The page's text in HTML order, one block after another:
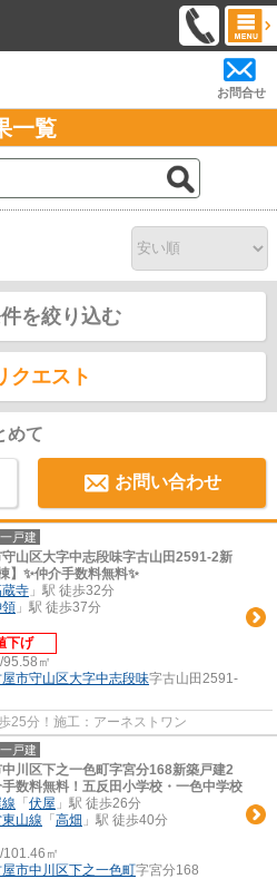
お問合せ
一覧
を絞り込む
クエスト
めて
お問い合わせ
戸建
守山区大字中志段味字古山田2591-2新
】✨️仲介手数料無料✨️
寺 」駅 徒歩32分
」駅 徒歩37分
下げ
㎡
市守山区大字中志段味字古山田2591-
25分！施工：アーネストワン
戸建
中川区下之一色町字宮分168新築戸建2
数料無料！五反田小学校・一色中学校
「 伏屋 」駅 徒歩26分
山線 「 高畑 」駅 徒歩40分
㎡
市中川区下之一色町字宮分168